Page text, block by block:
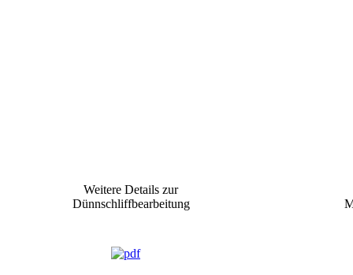
Weitere Details zur
Dünnschliffbearbeitung